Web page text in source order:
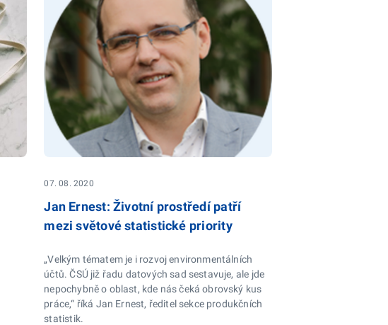
07. 08. 2020
Jan Ernest: Životní prostředí patří
mezi světové statistické priority
„Velkým tématem je i rozvoj environmentálních
účtů. ČSÚ již řadu datových sad sestavuje, ale jde
nepochybně o oblast, kde nás čeká obrovský kus
práce,“ říká Jan Ernest, ředitel sekce produkčních
statistik.